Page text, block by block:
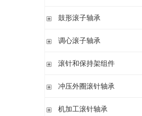
带紧定套开式或密封
带紧定套开式
单列满装圆柱滚子轴承
高精密圆柱滚子轴承
单列圆锥滚子轴承
单列英制圆锥滚子轴承
鼓形滚子轴承
圆柱孔或圆锥孔
调心滚子轴承
圆柱孔或圆锥孔
带退卸套
滚针和保持架组件
单列
冲压外圈滚针轴承
开式 闭式 无密封
机加工滚针轴承